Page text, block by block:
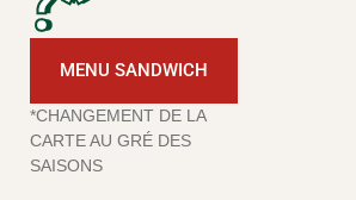
MENU SANDWICH
*CHANGEMENT DE LA
CARTE AU GRÉ DES
SAISONS